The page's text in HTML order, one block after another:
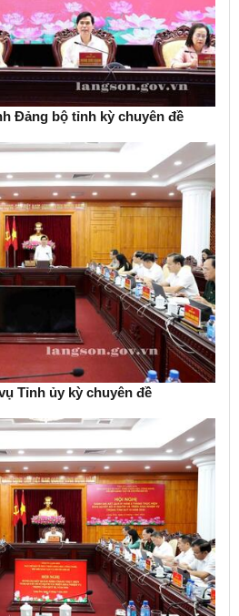
Đảng bộ tỉnh kỳ chuyên đề
Tỉnh ủy kỳ chuyên đề